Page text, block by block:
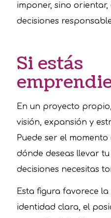
imponer, sino
decisiones
Si estás
En un proyecto
visión, expansión y
Puede ser el
dónde deseas llevar
decisiones necesitas
Esta figura favorece
identidad clara, el